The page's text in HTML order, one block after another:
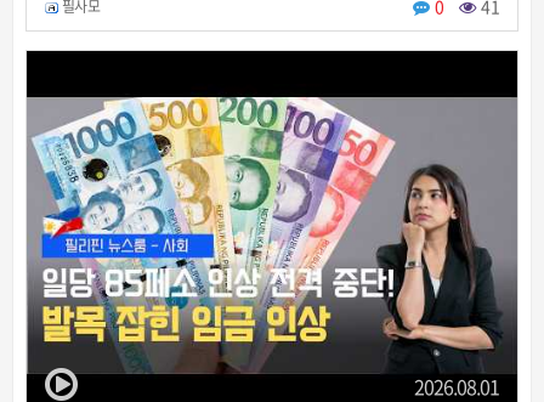
필사모 0 41
2026.08.01